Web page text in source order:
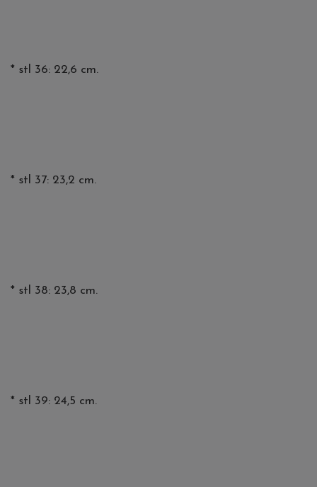
* stl 36: 22,6 cm.
* stl 37: 23,2 cm.
* stl 38: 23,8 cm.
* stl 39: 24,5 cm.